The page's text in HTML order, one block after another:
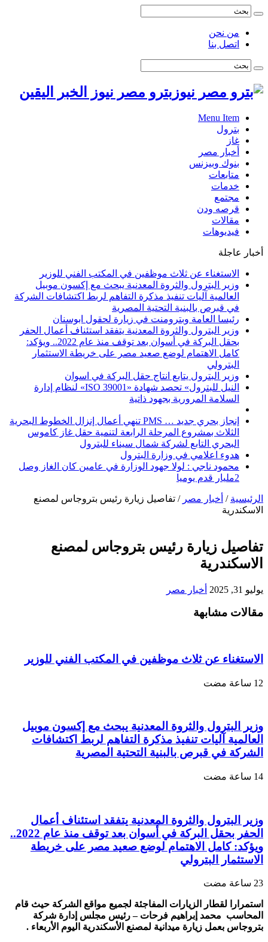
من نحن
اتصل بنا
بترو مصر نيوز الخبر اليقين
Menu Item
بترول
غاز
أخبار مصر
بنوك وبيزنس
متابعات
خدمات
مجتمع
قرصه ودن
مقالات
فيديوهات
أخبار عاجلة
الاستغناء عن ثلاث موظفين في المكتب الفني للوزير
وزير البترول والثروة المعدنية يبحث مع إكسون موبيل
العالمية آليات تنفيذ مذكرة التفاهم لربط اكتشافات الشركة
في قبرص بالبنية التحتية المصرية
رئيسا العامة وبترومنت في زيارة لحقول ابوسنان
وزير البترول والثروة المعدنية يتفقد استئناف أعمال الحفر
بحقل البركة في أسوان بعد توقف منذ عام 2022.. ويؤكد:
كامل الاهتمام لوضع صعيد مصر على خريطة الاستثمار
البترولي
وزير البترول يتابع انتاج حقل البركة في اسوان
النيل للبترول» تحصد شهادة «ISO 39001» لنظام إدارة
السلامة المرورية بجهود ذاتية
إنجاز بحري جديد … PMS تنهي أعمال إنزال الخطوط البحرية
الثلاث بمشروع المرحلة الرابعة لتنمية حقل غاز كاموس
البحري التابع لشركة شمال سيناء للبترول
هدوء اعلامي في وزارة البترول
محمود ناجي : لولا جهود الوزارة في عامين كان الغاز وصل
2مليار قدم يوميا
الرئيسية / أخبار مصر / تفاصيل زيارة رئيس بتروجاس لمصنع
الاسكندرية
تفاصيل زيارة رئيس بتروجاس لمصنع
الاسكندرية
يوليو 31, 2025 أخبار مصر
مقالات مشابهة
الاستغناء عن ثلاث موظفين في المكتب الفني للوزير
وزير البترول والثروة المعدنية يبحث مع إكسون موبيل
العالمية آليات تنفيذ مذكرة التفاهم لربط اكتشافات
الشركة في قبرص بالبنية التحتية المصرية
وزير البترول والثروة المعدنية يتفقد استئناف أعمال
الحفر بحقل البركة في أسوان بعد توقف منذ عام 2022..
ويؤكد: كامل الاهتمام لوضع صعيد مصر على خريطة
الاستثمار البترولي
استمرارا لقطار الزيارات المفاجئة لجميع مواقع الشركة حيث قام
المحاسب محمد إبراهيم فرحات – رئيس مجلس إدارة شركة
بتروجاس بعمل زيارة ميدانية لمصنع الأسكندرية اليوم الأربعاء .